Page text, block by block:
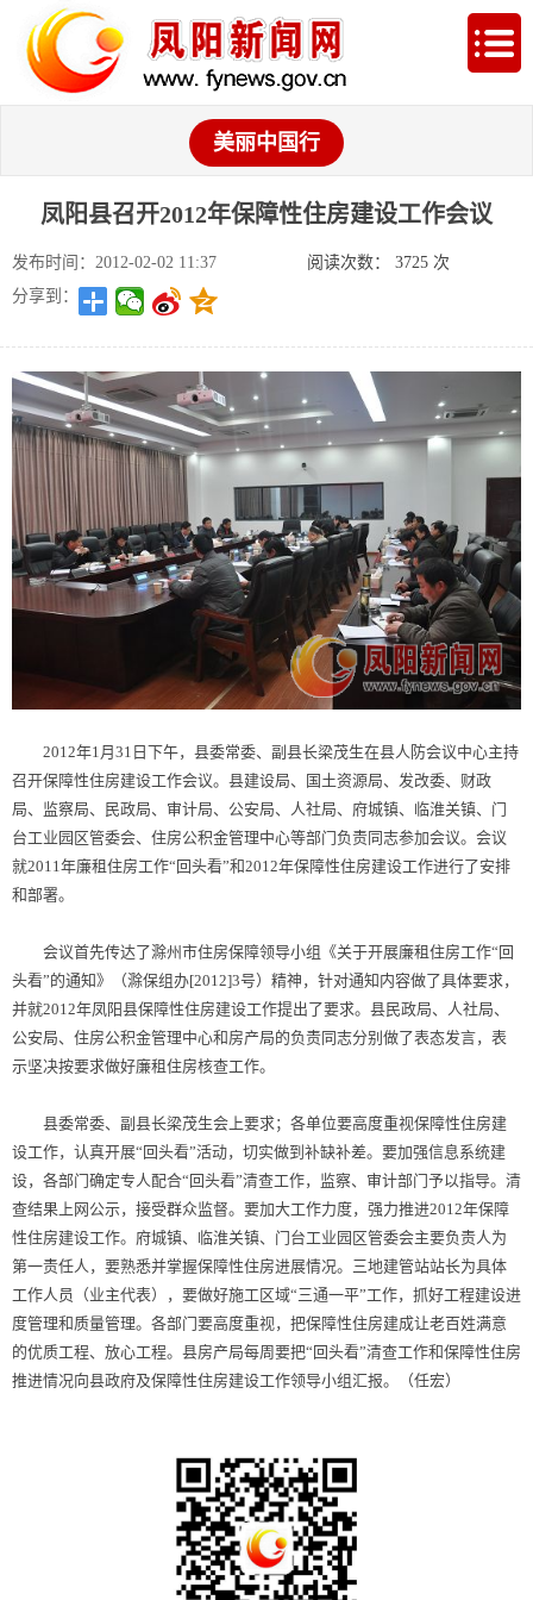
美丽中国行
凤阳县召开2012年保障性住房建设工作会议
发布时间：2012-02-02 11:37 阅读次数： 3725次
分享到：
2012年1月31日下午，县委常委、副县长梁茂生在县人防会议中心主持
召开保障性住房建设工作会议。县建设局、国土资源局、发改委、财政
局、监察局、民政局、审计局、公安局、人社局、府城镇、临淮关镇、门
台工业园区管委会、住房公积金管理中心等部门负责同志参加会议。会议
就2011年廉租住房工作“回头看”和2012年保障性住房建设工作进行了安排
和部署。
会议首先传达了滁州市住房保障领导小组《关于开展廉租住房工作“回
头看”的通知》（滁保组办[2012]3号）精神，针对通知内容做了具体要求，
并就2012年凤阳县保障性住房建设工作提出了要求。县民政局、人社局、
公安局、住房公积金管理中心和房产局的负责同志分别做了表态发言，表
示坚决按要求做好廉租住房核查工作。
县委常委、副县长梁茂生会上要求；各单位要高度重视保障性住房建
设工作，认真开展“回头看”活动，切实做到补缺补差。要加强信息系统建
设，各部门确定专人配合“回头看”清查工作，监察、审计部门予以指导。清
查结果上网公示，接受群众监督。要加大工作力度，强力推进2012年保障
性住房建设工作。府城镇、临淮关镇、门台工业园区管委会主要负责人为
第一责任人，要熟悉并掌握保障性住房进展情况。三地建管站站长为具体
工作人员（业主代表），要做好施工区域“三通一平”工作，抓好工程建设进
度管理和质量管理。各部门要高度重视，把保障性住房建成让老百姓满意
的优质工程、放心工程。县房产局每周要把“回头看”清查工作和保障性住房
推进情况向县政府及保障性住房建设工作领导小组汇报。（任宏）